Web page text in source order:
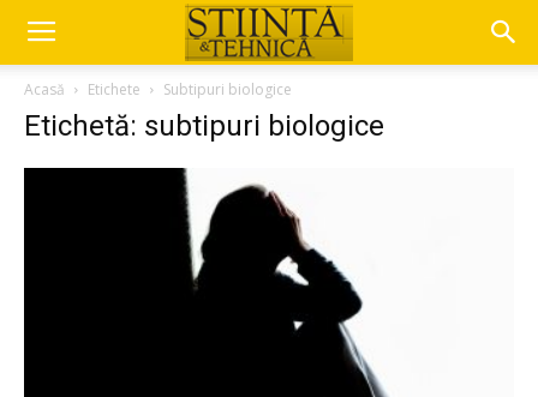
Acasă Etichete Subtipuri biologice
Etichetă: subtipuri biologice